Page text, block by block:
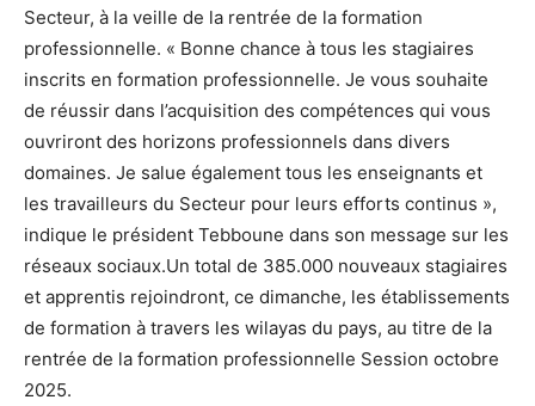
Secteur, à la veille de la rentrée de la formation
professionnelle. « Bonne chance à tous les stagiaires
inscrits en formation professionnelle. Je vous souhaite
de réussir dans l’acquisition des compétences qui vous
ouvriront des horizons professionnels dans divers
domaines. Je salue également tous les enseignants et
les travailleurs du Secteur pour leurs efforts continus »,
indique le président Tebboune dans son message sur les
réseaux sociaux.Un total de 385.000 nouveaux stagiaires
et apprentis rejoindront, ce dimanche, les établissements
de formation à travers les wilayas du pays, au titre de la
rentrée de la formation professionnelle Session octobre
2025.